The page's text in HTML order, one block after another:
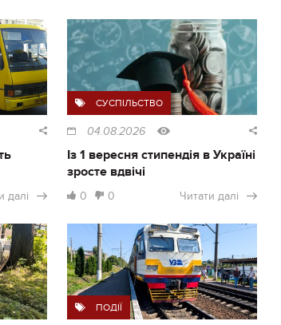
далі
СУСПІЛЬСТВО
04.08.2026
Із 1 вересня стипендія в Україні
зросте вдвічі
0 0 Читати далі
ПОДІЇ